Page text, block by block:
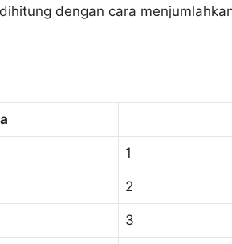
dengan cara
1
2
3